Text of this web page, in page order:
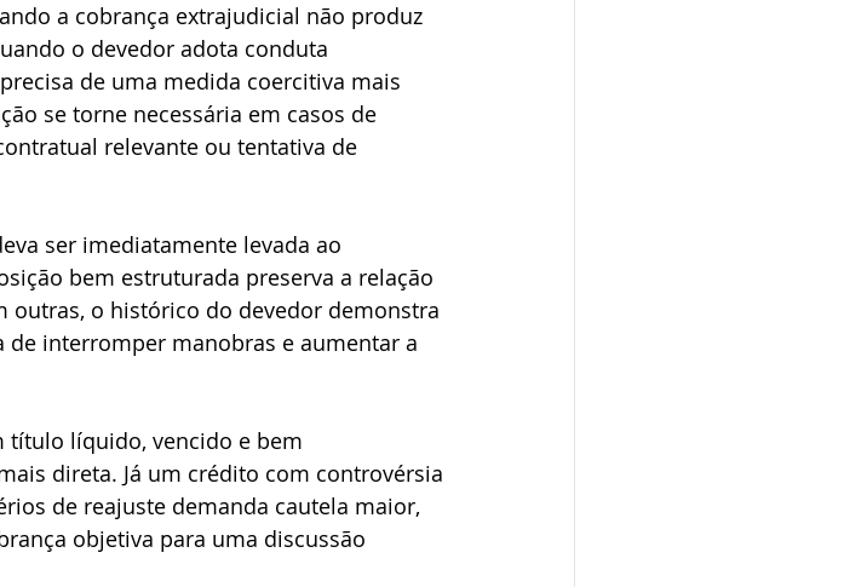
a cobrança extrajudicial não produz
o devedor adota conduta
de uma medida coercitiva mais
se torne necessária em casos de
relevante ou tentativa de
ser imediatamente levada ao
bem estruturada preserva a relação
outras, o histórico do devedor demonstra
interromper manobras e aumentar a
título líquido, vencido e bem
direta. Já um crédito com controvérsia
de reajuste demanda cautela maior,
objetiva para uma discussão